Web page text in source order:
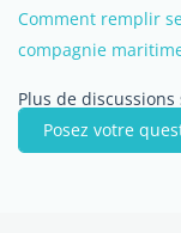
Comment remplir
compagnie
Plus de
Posez votre